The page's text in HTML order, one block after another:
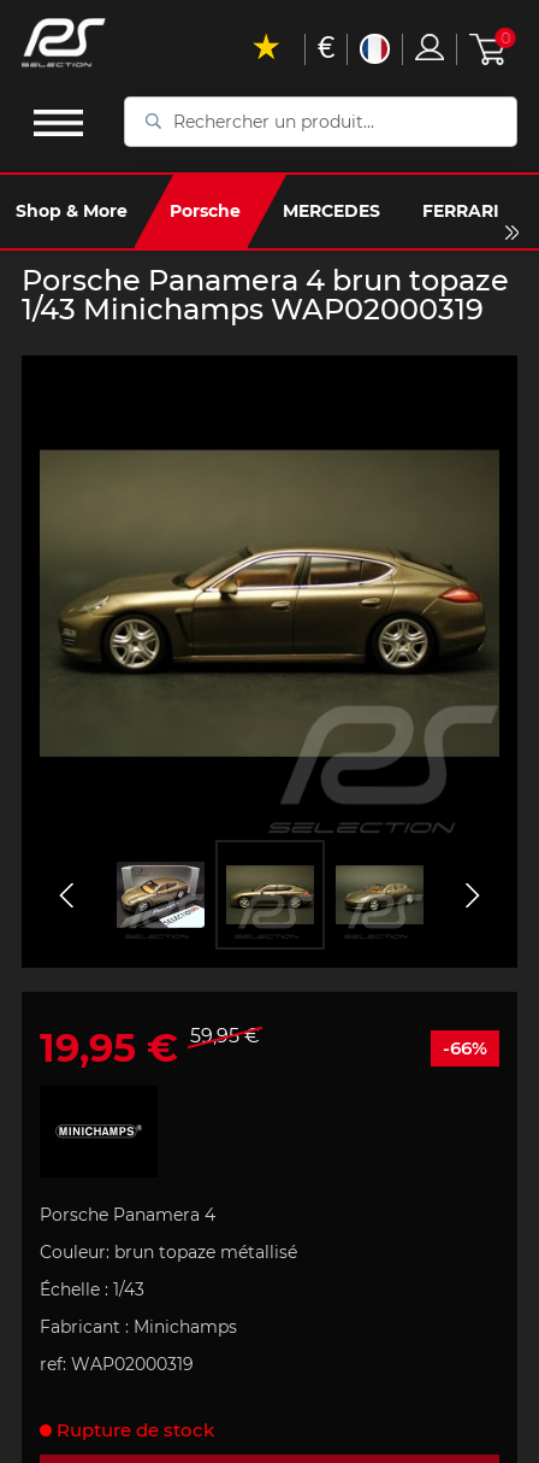
Rechercher
produit...
Shop & More Porsche MERCEDES FERRARI
€ 0
Porsche Panamera 4 brun topaze
1/43 Minichamps WAP02000319
19,95 € 59,95 € -66%
Porsche Panamera 4
Couleur: brun topaze métallisé
Échelle : 1/43
Fabricant : Minichamps
ref: WAP02000319
Rupture de stock